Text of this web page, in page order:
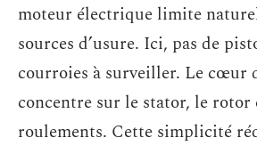
moteur électrique limite
sources d’usure. Ici, pas de
courroies à surveiller. Le cœur
concentre sur le stator, le rotor
roulements. Cette simplicité